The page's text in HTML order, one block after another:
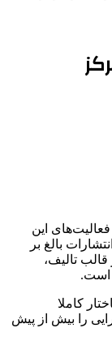
این
بالغ بر
تالیف،
است.
کاملا
را بیش از پیش